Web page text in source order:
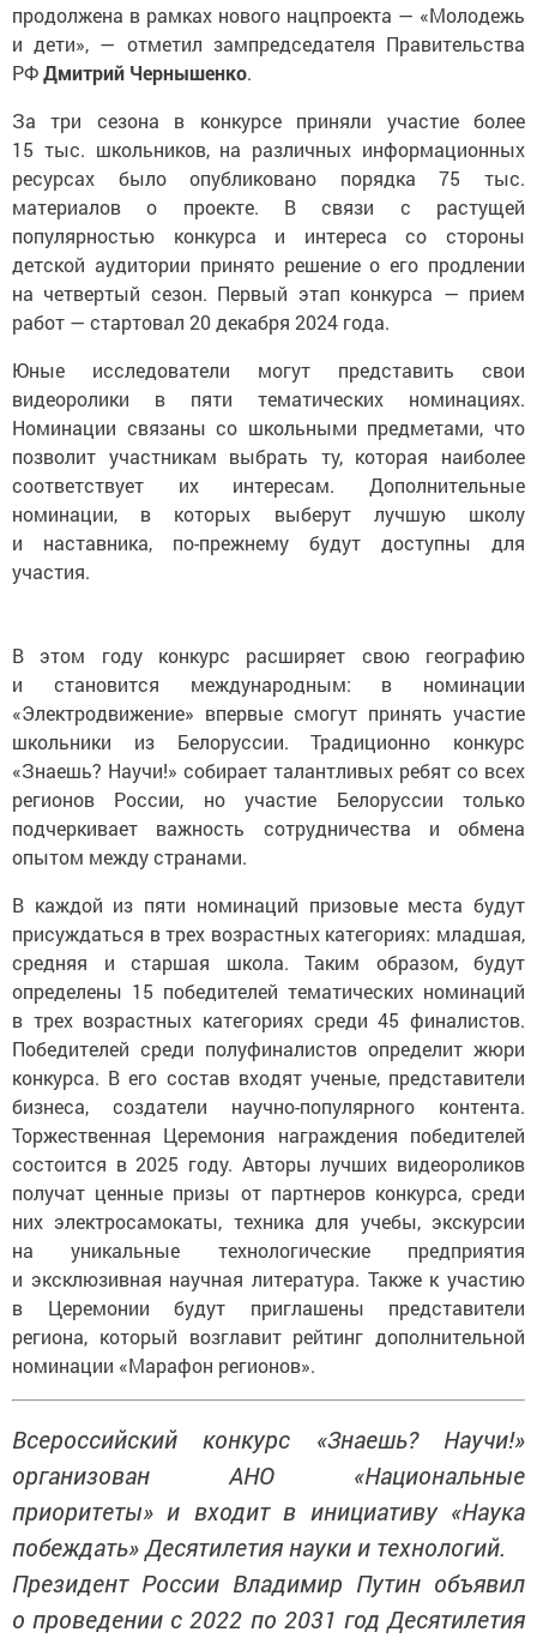
продолжена в рамках нового нацпроекта — «Молодежь
и дети», — отметил зампредседателя Правительства
РФДмитрий Чернышенко.
За три сезона в конкурсе приняли участие более
15 тыс. школьников, на различных информационных
ресурсах было опубликовано порядка 75 тыс.
материалов о проекте. В связи с растущей
популярностью конкурса и интереса со стороны
детской аудитории принято решение о его продлении
на четвертый сезон. Первый этап конкурса — прием
работ — стартовал 20 декабря 2024 года.
Юные исследователи могут представить свои
видеоролики в пяти тематических номинациях.
Номинации связаны со школьными предметами, что
позволит участникам выбрать ту, которая наиболее
соответствует их интересам. Дополнительные
номинации, в которых выберут лучшую школу
и наставника, по-прежнему будут доступны для
участия.
В этом году конкурс расширяет свою географию
и становится международным: в номинации
«Электродвижение» впервые смогут принять участие
школьники из Белоруссии. Традиционно конкурс
«Знаешь? Научи!» собирает талантливых ребят со всех
регионов России, но участие Белоруссии только
подчеркивает важность сотрудничества и обмена
опытом между странами.
В каждой из пяти номинаций призовые места будут
присуждаться в трех возрастных категориях: младшая,
средняя и старшая школа. Таким образом, будут
определены 15 победителей тематических номинаций
в трех возрастных категориях среди 45 финалистов.
Победителей среди полуфиналистов определит жюри
конкурса. В его состав входят ученые, представители
бизнеса, создатели научно-популярного контента.
Торжественная Церемония награждения победителей
состоится в 2025 году. Авторы лучших видеороликов
получат ценные призы от партнеров конкурса, среди
них электросамокаты, техника для учебы, экскурсии
на уникальные технологические предприятия
и эксклюзивная научная литература. Также к участию
в Церемонии будут приглашены представители
региона, который возглавит рейтинг дополнительной
номинации «Марафон регионов».
Всероссийский конкурс «Знаешь? Научи!»
организован АНО «Национальные
приоритеты» и входит в инициативу «Наука
побеждать» Десятилетия науки и технологий.
Президент России Владимир Путин объявил
о проведении с 2022 по 2031 год Десятилетия